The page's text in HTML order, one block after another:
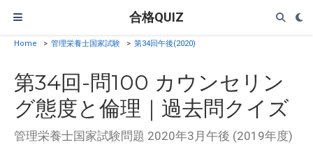
合格QUIZ
Home > 管理栄養士国家試験 > 第34回午後(2020)
第34回-問100 カウンセリン
グ態度と倫理｜過去問クイズ
管理栄養士国家試験問題 2020年3月午後 (2019年度)